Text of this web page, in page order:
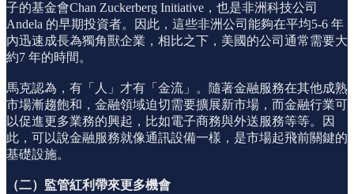
子的基金會Chan Zuckerberg Initiative，也是非洲科技公司
Andela 的早期投資者。因此，這些非洲公司能夠在平均5-6 年
內迅速成長為獨角獸企業，相比之下，美國的公司通常需要大
約7 年的時間。
馬克認為，有「人」才有「金流」。隨著金融服務在其他成熟
市場漸趨飽和，金融領域迫切需要擴展新市場，而金融行業可
以促進更多業務的興起，比如電子商務與外送服務等等。因
此，可以說金融服務就像通訊設備一樣，是市場起飛前關鍵的
基礎設施。
（二）監管紅利帶來更多機會